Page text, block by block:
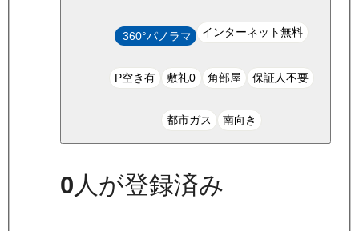
360°パノラマ インターネット無料
P空き有 敷礼0 角部屋 保証人不要
都市ガス 南向き
0人が登録済み